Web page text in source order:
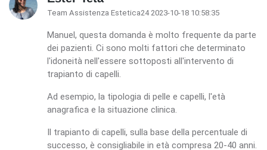
Team Assistenza Estetica24 2023-10-18 10:58:35
Manuel, questa domanda è molto frequente da parte
dei pazienti. Ci sono molti fattori che determinato
l'idoneità nell'essere sottoposti all'intervento di
trapianto di capelli.
Ad esempio, la tipologia di pelle e capelli, l'età
anagrafica e la situazione clinica.
Il trapianto di capelli, sulla base della percentuale di
successo, è consigliabile in età compresa 20-40 anni.